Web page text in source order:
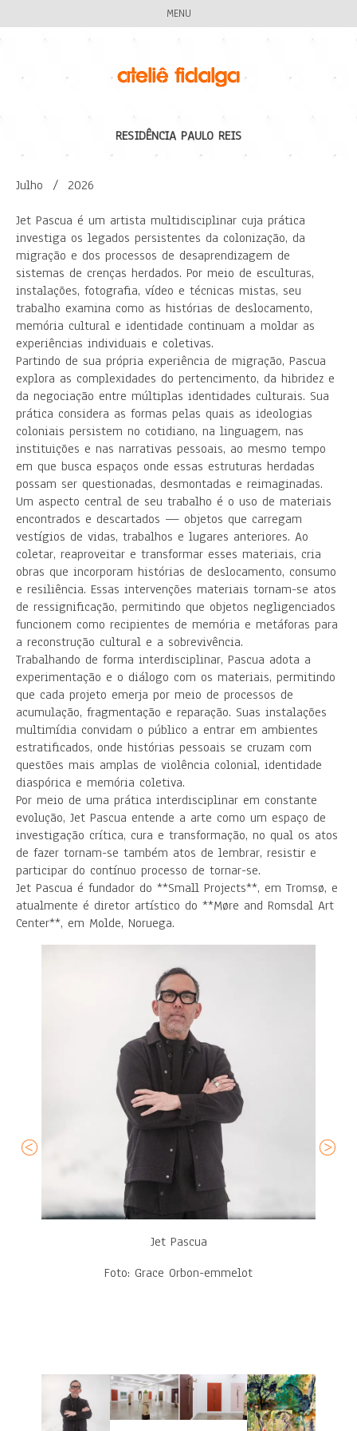
MENU
RESIDÊNCIA PAULO REIS
Julho / 2026
Jet Pascua é um artista multidisciplinar cuja prática
investiga os legados persistentes da colonização, da
migração e dos processos de desaprendizagem de
sistemas de crenças herdados. Por meio de esculturas,
instalações, fotografia, vídeo e técnicas mistas, seu
trabalho examina como as histórias de deslocamento,
memória cultural e identidade continuam a moldar as
experiências individuais e coletivas.
Partindo de sua própria experiência de migração, Pascua
explora as complexidades do pertencimento, da hibridez e
da negociação entre múltiplas identidades culturais. Sua
prática considera as formas pelas quais as ideologias
coloniais persistem no cotidiano, na linguagem, nas
instituições e nas narrativas pessoais, ao mesmo tempo
em que busca espaços onde essas estruturas herdadas
possam ser questionadas, desmontadas e reimaginadas.
Um aspecto central de seu trabalho é o uso de materiais
encontrados e descartados — objetos que carregam
vestígios de vidas, trabalhos e lugares anteriores. Ao
coletar, reaproveitar e transformar esses materiais, cria
obras que incorporam histórias de deslocamento, consumo
e resiliência. Essas intervenções materiais tornam-se atos
de ressignificação, permitindo que objetos negligenciados
funcionem como recipientes de memória e metáforas para
a reconstrução cultural e a sobrevivência.
Trabalhando de forma interdisciplinar, Pascua adota a
experimentação e o diálogo com os materiais, permitindo
que cada projeto emerja por meio de processos de
acumulação, fragmentação e reparação. Suas instalações
multimídia convidam o público a entrar em ambientes
estratificados, onde histórias pessoais se cruzam com
questões mais amplas de violência colonial, identidade
diaspórica e memória coletiva.
Por meio de uma prática interdisciplinar em constante
evolução, Jet Pascua entende a arte como um espaço de
investigação crítica, cura e transformação, no qual os atos
de fazer tornam-se também atos de lembrar, resistir e
participar do contínuo processo de tornar-se.
Jet Pascua é fundador do **Small Projects**, em Tromsø, e
atualmente é diretor artístico do **Møre and Romsdal Art
Center**, em Molde, Noruega.
Jet Pascua
Foto: Grace Orbon-emmelot